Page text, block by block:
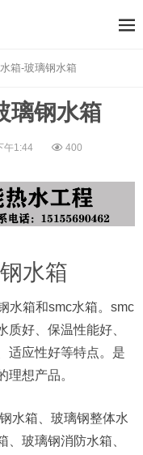
箱-玻璃钢水箱
璃钢水箱
午1:44 400
水箱
水箱和smc水箱。smc
好、保温性能好、
适应性好等特点。是
理想产品。
水箱、玻璃钢整体水
玻璃钢消防水箱、